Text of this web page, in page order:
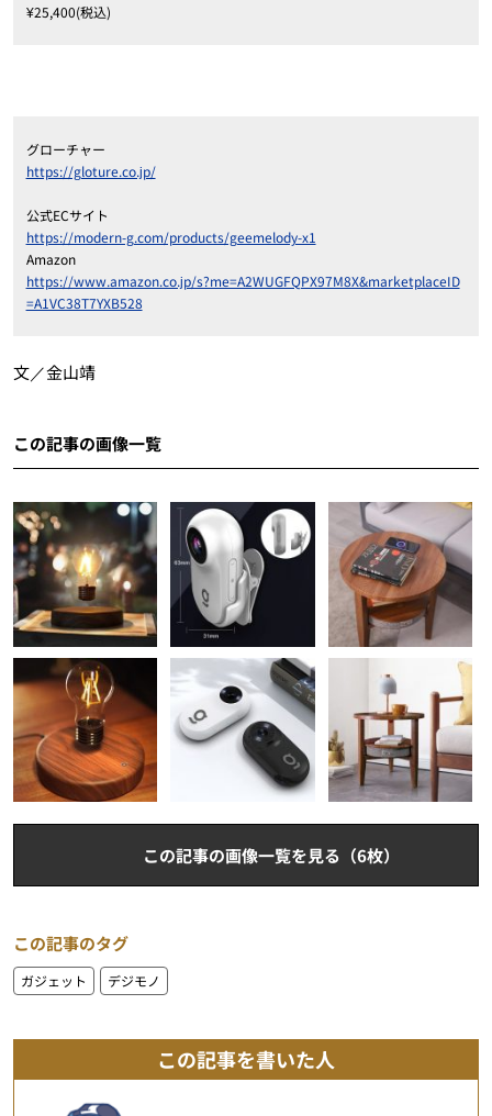
¥25,400(税込)
グローチャー
https://gloture.co.jp/
公式ECサイト
https://modern-g.com/products/geemelody-x1
Amazon
https://www.amazon.co.jp/s?me=A2WUGFQPX97M8X&marketplaceID
=A1VC38T7YXB528
文／金山靖
この記事の画像一覧
この記事の画像一覧を見る（6枚）
この記事のタグ
ガジェット デジモノ
この記事を書いた人